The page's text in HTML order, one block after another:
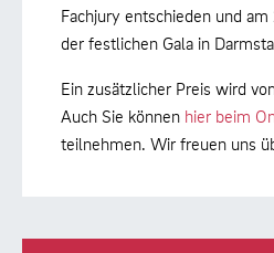
Fachjury entschieden und
der festlichen Gala in
Ein zusätzlicher Preis wird
Auch Sie können hier beim
teilnehmen. Wir freuen uns